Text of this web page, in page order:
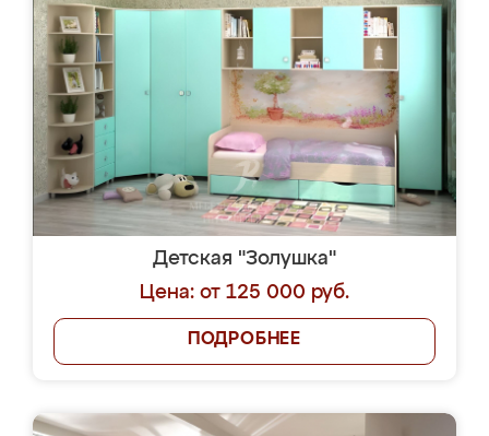
Детская "Золушка"
Цена: от 125 000 руб.
ПОДРОБНЕЕ